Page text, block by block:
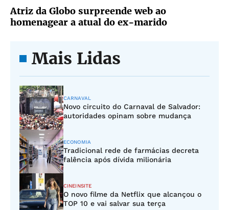
Atriz da Globo surpreende web ao
homenagear a atual do ex-marido
Mais Lidas
CARNAVAL
Novo circuito do Carnaval de Salvador:
autoridades opinam sobre mudança
ECONOMIA
Tradicional rede de farmácias decreta
falência após dívida milionária
CINEINSITE
O novo filme da Netflix que alcançou o
TOP 10 e vai salvar sua terça